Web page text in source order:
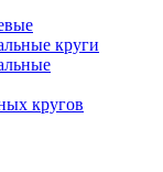
круги
кругов